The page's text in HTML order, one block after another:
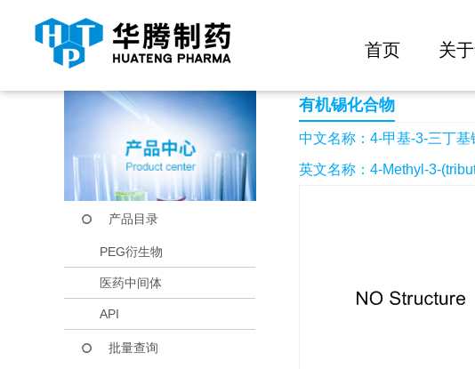
首页 关
当前位置： 首页 产品中心 4-甲基-3-三丁基锡基吡啶
产品目录
PEG衍生物
医药中间体
API
批量查询
有机锡化合物
中文名称：4-甲基-3-三丁基
英文名称：4-Methyl-3-